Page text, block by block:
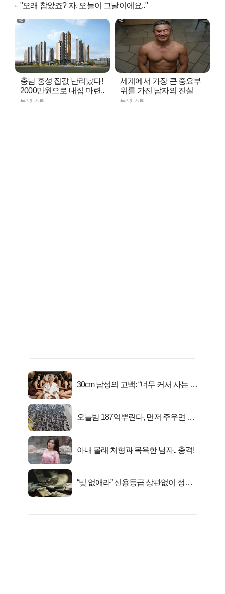
"오래 참았죠? 자, 오늘이 그날이에요.."
충남 홍성 집값 난리났다!
2000만원으로 내집 마련..
뉴스캐스트
세계에서 가장 큰 중요부
위를 가진 남자의 진실
뉴스캐스트
30cm 남성의 고백: “너무 커서 사는 게
오늘밤 187억뿌린다, 먼저 주우면 최
아내 몰래 처형과 목욕한 남자.. 충격!
“빚 없애라” 신용등급 상관없이 정부